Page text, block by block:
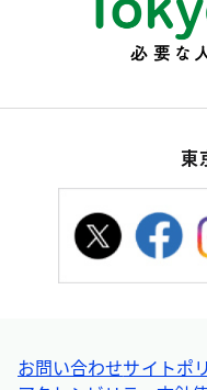
東
お問い合わせサイトポ